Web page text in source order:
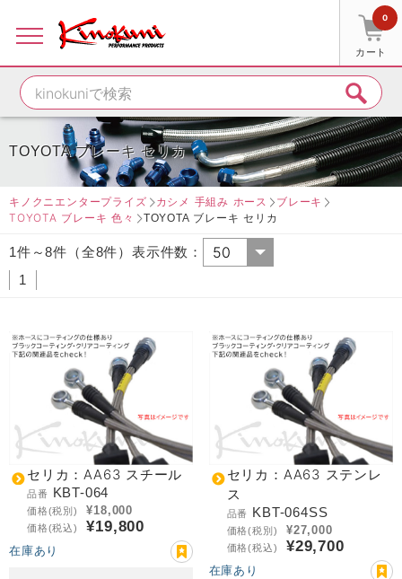
カート
0
TOYOTA ブレーキ セリカ
キノクニエンタープライズ カシメ 手組み ホース
ブレーキ
TOYOTA ブレーキ 色々
TOYOTA ブレーキ セリカ
1件～8件（全8件）表示件数：
1
セリカ：AA63 スチール
品番 KBT-064
価格(税別) ¥18,000
価格(税込) ¥19,800
在庫あり
セリカ：AA63 ステンレ
ス
品番 KBT-064SS
価格(税別) ¥27,000
価格(税込) ¥29,700
在庫あり